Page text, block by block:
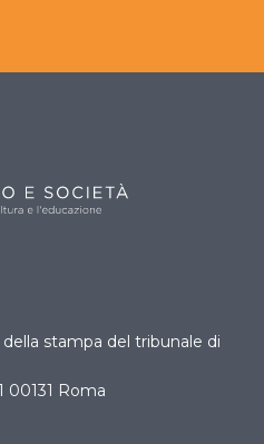
stampa del tribunale di
00131 Roma